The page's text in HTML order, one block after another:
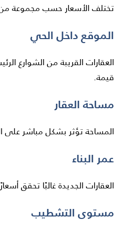
تختلف الأسعار حسب مجموعة
الموقع داخل الحي
العقارات القريبة من الشوارع
قيمة.
مساحة العقار
المساحة تؤثر بشكل مباشر على
عمر البناء
العقارات الجديدة غالبًا تحقق
مستوى التشطيب